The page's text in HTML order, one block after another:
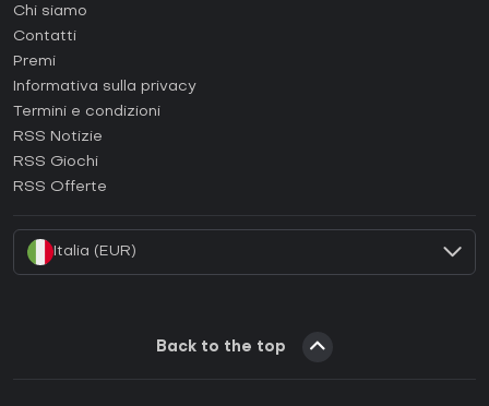
Come attivare una Steam CD Key?
Come attivare una Epic Games CD Key?
Come attivare una GOG CD Key?
Come attivare una Ubisoft Connect CD Key?
Chi siamo
Contatti
Premi
Informativa sulla privacy
Termini e condizioni
RSS Notizie
RSS Giochi
RSS Offerte
Italia (EUR)
Back to the top